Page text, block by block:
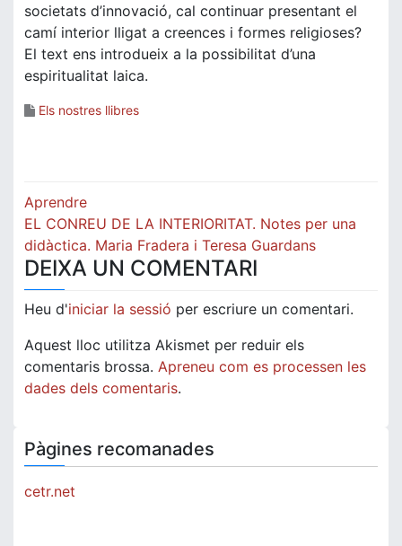
societats d’innovació, cal continuar presentant el
camí interior lligat a creences i formes religioses?
El text ens introdueix a la possibilitat d’una
espiritualitat laica.
Els nostres llibres
Navegació
d'entrades
Aprendre
EL CONREU DE LA INTERIORITAT. Notes per una
didàctica. Maria Fradera i Teresa Guardans
DEIXA UN COMENTARI
Heu d'iniciar la sessió per escriure un comentari.
Aquest lloc utilitza Akismet per reduir els
comentaris brossa. Apreneu com es processen les
dades dels comentaris.
Pàgines recomanades
cetr.net